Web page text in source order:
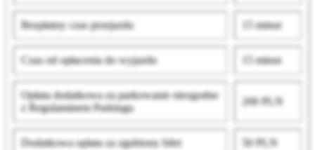
Bezpłatny czas przejazdu 15 minut
Czas od opłacenia do wyjazdu 15 minut
Opłata dodatkowa za parkowanie niezgodne
z Regulaminem Parkingu
200 PLN
Dodatkowa opłata za zgubiony bilet 50 PLN